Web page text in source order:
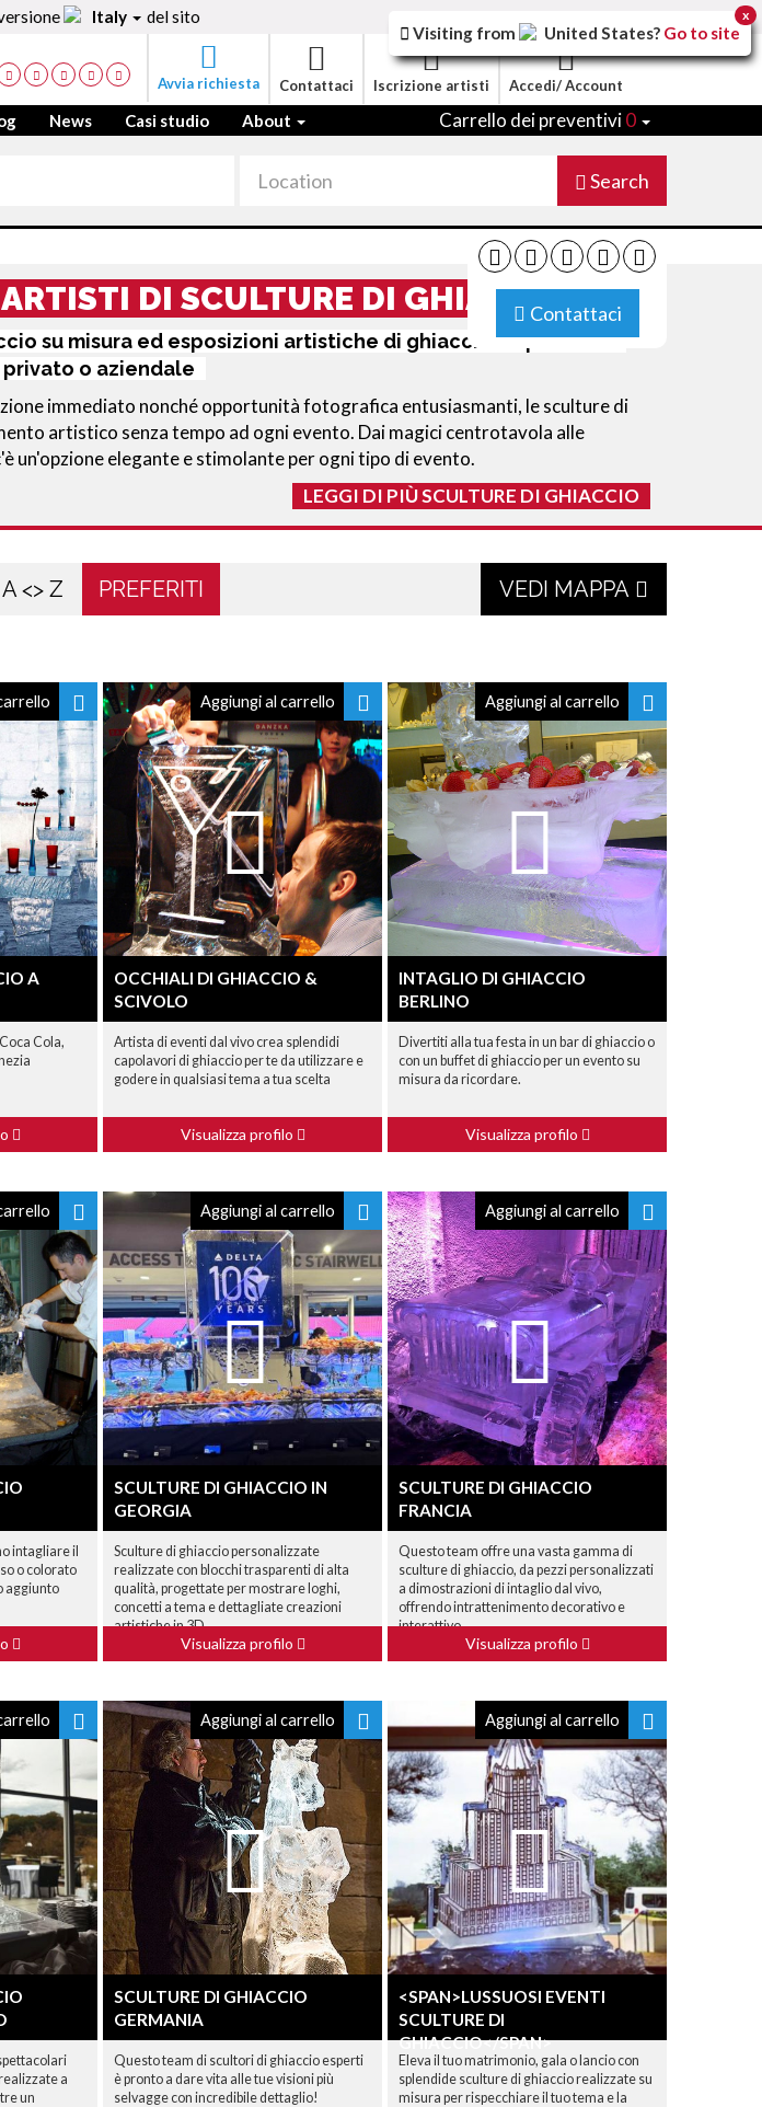
Italy del sito
Avvia richiesta Contattaci Iscrizione artisti Accedi/ Account
News Casi studio About Carrello dei preventivi0
Search
Contattaci
DI SCULTURE DI GHIACCIO
su misura ed esposizioni artistiche di ghiaccio da prenotare
o aziendale
immediato nonché opportunità fotografica entusiasmanti, le sculture di
artistico senza tempo ad ogni evento. Dai magici centrotavola alle
un'opzione elegante e stimolante per ogni tipo di evento.
LEGGI DI PIÙ SCULTURE DI GHIACCIO
A <> Z PREFERITI VEDI MAPPA
A
Cola,
Aggiungi al carrello
OCCHIALI DI GHIACCIO &
SCIVOLO
Artista di eventi dal vivo crea splendidi
capolavori di ghiaccio per te da utilizzare e
godere in qualsiasi tema a tua scelta
Visualizza profilo
Aggiungi al carrello
INTAGLIO DI GHIACCIO
BERLINO
Divertiti alla tua festa in un bar di ghiaccio o
con un buffet di ghiaccio per un evento su
misura da ricordare.
Visualizza profilo
intagliare il
o colorato
aggiunto
Aggiungi al carrello
SCULTURE DI GHIACCIO IN
GEORGIA
Sculture di ghiaccio personalizzate
realizzate con blocchi trasparenti di alta
qualità, progettate per mostrare loghi,
concetti a tema e dettagliate creazioni
artistiche in 3D.
Visualizza profilo
Aggiungi al carrello
SCULTURE DI GHIACCIO
FRANCIA
Questo team offre una vasta gamma di
sculture di ghiaccio, da pezzi personalizzati
a dimostrazioni di intaglio dal vivo,
offrendo intrattenimento decorativo e
interattivo.
Visualizza profilo
a
un
Aggiungi al carrello
SCULTURE DI GHIACCIO
GERMANIA
Questo team di scultori di ghiaccio esperti
è pronto a dare vita alle tue visioni più
selvagge con incredibile dettaglio!
Aggiungi al carrello
<SPAN>LUSSUOSI EVENTI
SCULTURE DI
GHIACCIO</SPAN>
Eleva il tuo matrimonio, gala o lancio con
splendide sculture di ghiaccio realizzate su
misura per rispecchiare il tuo tema e la
Visiting from United States? Go to site
x